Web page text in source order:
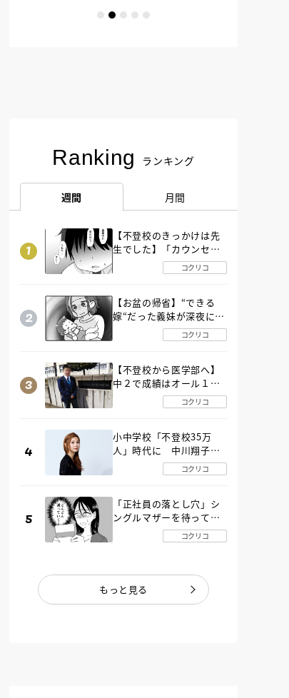
Ranking ランキング
週間 月間
【不登校のきっかけは先
生でした】「カウンセリ
ングの時間」生徒の情報
をバラしたのは…《第２
コクリコ
【お盆の帰省】“できる
嫁“だった義妹が深夜に
SOS！ エアコンなし・
肉禁止の義実家ルールに
コクリコ
【不登校から医学部へ】
中２で成績はオール１
「昼夜逆転」したわが子
を”夜遊び”に連れ出した
コクリコ
小中学校「不登校35万
人」時代に 中川翔子さ
んが審査委員長「不登校
生動画甲子園 2026」が開
コクリコ
「正社員の落とし穴」シ
ングルマザーを待ってい
た“魔の２年間”【後編】
コクリコ
もっと見る